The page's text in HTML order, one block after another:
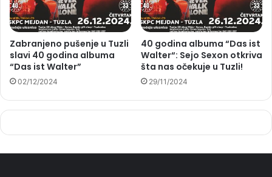
Zabranjeno pušenje u Tuzli
slavi 40 godina albuma
“Das ist Walter”
02/12/2024
40 godina albuma “Das ist
Walter“: Sejo Sexon otkriva
šta nas očekuje u Tuzli!
29/11/2024